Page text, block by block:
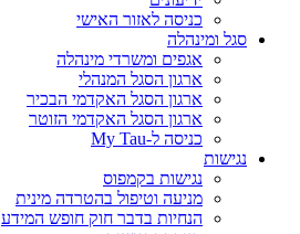
כניסה לאזור האישי
סגל ומינהלה
אגפים ומשרדי מינהלה
ארגון הסגל המנהלי
ארגון הסגל האקדמי הבכיר
ארגון הסגל האקדמי הזוטר
כניסה ל-My Tau
נגישות
נגישות בקמפוס
מניעה וטיפול בהטרדה מינית
הנחיות בדבר חוק חופש המידע